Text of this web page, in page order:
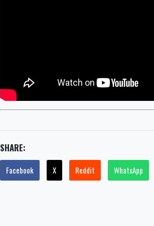
SHARE:
Facebook X Reddit WhatsApp